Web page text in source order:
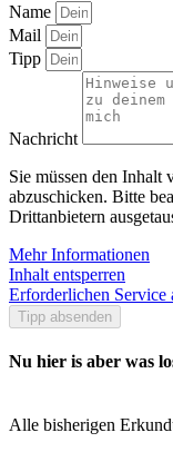
Name
Mail
Tipp
Nachricht
Sie müssen den Inhalt
abzuschicken. Bitte
Drittanbietern
Mehr Informationen
Inhalt entsperren
Erforderlichen Service
Tipp absenden
Nu hier is aber was
Alle bisherigen